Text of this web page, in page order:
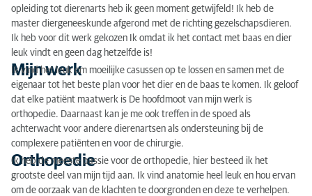
opleiding tot dierenarts heb ik geen moment getwijfeld! Ik heb de
master diergeneeskunde afgerond met de richting gezelschapsdieren.
Ik heb voor dit werk gekozen Ik omdat ik het contact met baas en dier
leuk vindt en geen dag hetzelfde is!
Mijn werk
Ik vind het leuk om moeilijke casussen op te lossen en samen met de
eigenaar tot het beste plan voor het dier en de baas te komen. Ik geloof
dat elke patiënt maatwerk is De hoofdmoot van mijn werk is
orthopedie. Daarnaast kan je me ook treffen in de spoed als
achterwacht voor andere dierenartsen als ondersteuning bij de
complexere patiënten en voor de chirurgie.
Orthopedie
Ik heb de meeste passie voor de orthopedie, hier besteed ik het
grootste deel van mijn tijd aan. Ik vind anatomie heel leuk en hou ervan
om de oorzaak van de klachten te doorgronden en deze te verhelpen.